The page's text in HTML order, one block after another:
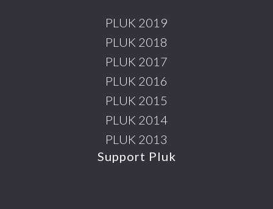
PLUK 2019
PLUK 2018
PLUK 2017
PLUK 2016
PLUK 2015
PLUK 2014
PLUK 2013
Support Pluk